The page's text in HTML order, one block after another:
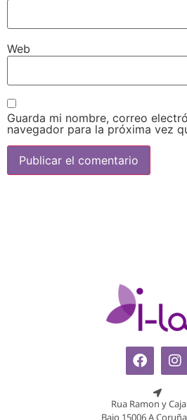
Web
Guarda mi nombre, correo
navegador para la próxima vez
Rua Ramon y
Bajo 15006 A